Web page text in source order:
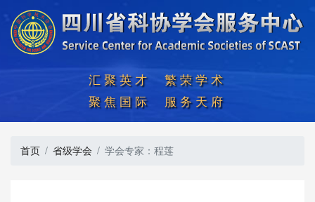
汇聚英才  繁荣学术
聚焦国际  服务天府
首页 省级学会 学会专家：程莲